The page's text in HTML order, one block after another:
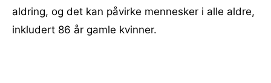
aldring, og det kan påvirke mennesker i alle aldre,
inkludert 86 år gamle kvinner.